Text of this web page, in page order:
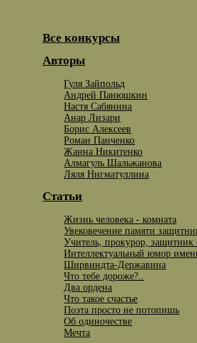
Все конкурсы
Авторы
Гуля Зайпольд
Андрей Панюшкин
Настя Сабянина
Анар Лизари
Борис Алексеев
Роман Панченко
Жанна Никитенко
Алмагуль Шальжанова
Ляля Нигматуллина
Статьи
Жизнь человека - комната
Увековечение памяти
Учитель, прокурор, защитник
Интеллектуальный юмор
Ширвиндта-Державина
Что тебе дороже?..
Два ордена
Что такое счастье
Поэта просто не потопишь
Об одиночестве
Мечта